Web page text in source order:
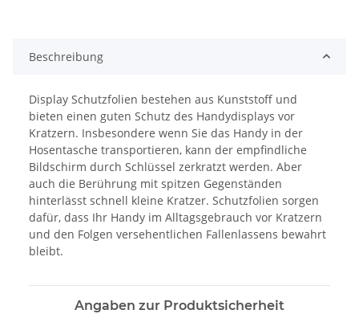
Beschreibung
Display Schutzfolien bestehen aus Kunststoff und
bieten einen guten Schutz des Handydisplays vor
Kratzern. Insbesondere wenn Sie das Handy in der
Hosentasche transportieren, kann der empfindliche
Bildschirm durch Schlüssel zerkratzt werden. Aber
auch die Berührung mit spitzen Gegenständen
hinterlässt schnell kleine Kratzer. Schutzfolien sorgen
dafür, dass Ihr Handy im Alltagsgebrauch vor Kratzern
und den Folgen versehentlichen Fallenlassens bewahrt
bleibt.
Angaben zur Produktsicherheit